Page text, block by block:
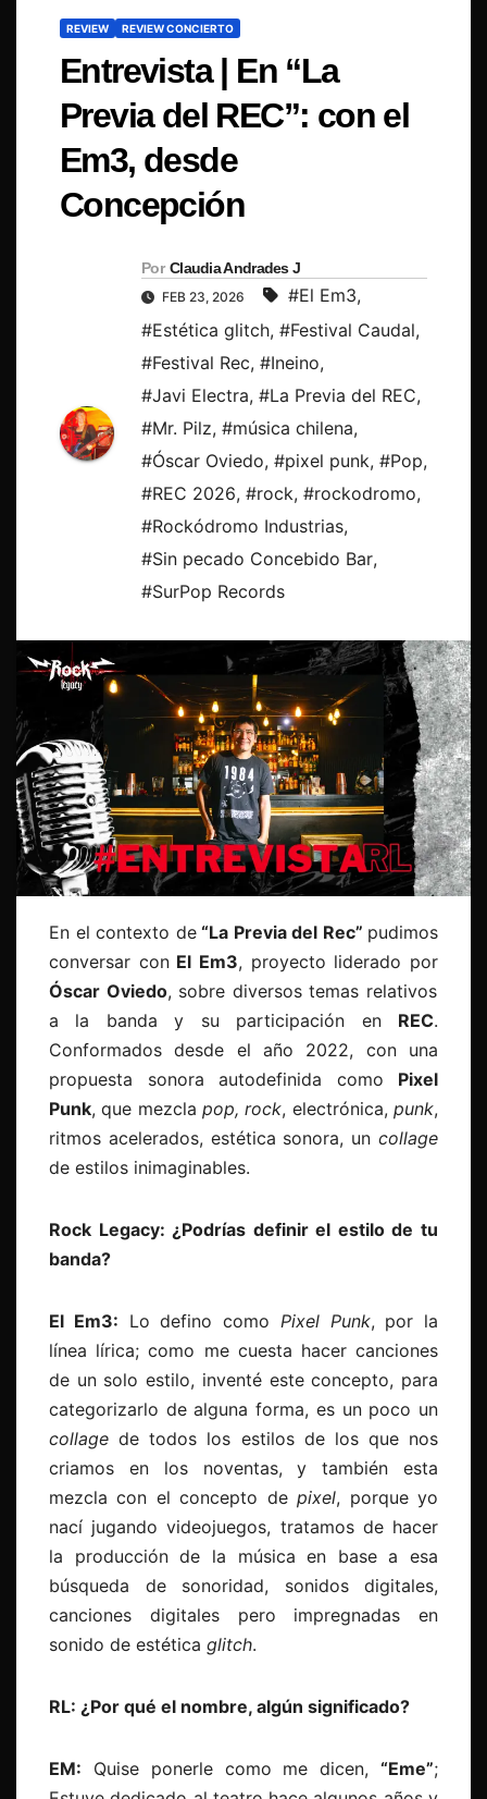
REVIEW REVIEW CONCIERTO
Entrevista | En “La
Previa del REC”: con el
Em3, desde
Concepción
Por Claudia Andrades J
FEB 23, 2026 #El Em3,
#Estética glitch, #Festival Caudal,
#Festival Rec, #Ineino,
#Javi Electra, #La Previa del REC,
#Mr. Pilz, #música chilena,
#Óscar Oviedo, #pixel punk, #Pop,
#REC 2026, #rock, #rockodromo,
#Rockódromo Industrias,
#Sin pecado Concebido Bar,
#SurPop Records
En el contexto de“La Previa del Rec” pudimos
conversar conEl Em3, proyecto liderado por
Óscar Oviedo, sobre diversos temas relativos
a la banda y su participación en REC.
Conformados desde el año 2022, con una
propuesta sonora autodefinida como Pixel
Punk, que mezcla pop, rock, electrónica,punk,
ritmos acelerados, estética sonora, un collage
de estilos inimaginables.
Rock Legacy: ¿Podrías definir el estilo de tu
banda?
El Em3: Lo defino como Pixel Punk, por la
línea lírica; como me cuesta hacer canciones
de un solo estilo, inventé este concepto, para
categorizarlo de alguna forma, es un poco un
collage de todos los estilos de los que nos
criamos en los noventas, y también esta
mezcla con el concepto depixel, porque yo
nací jugando videojuegos, tratamos de hacer
la producción de la música en base a esa
búsqueda de sonoridad, sonidos digitales,
canciones digitales pero impregnadas en
sonido de estética glitch.
RL: ¿Por qué el nombre, algún significado?
EM: Quise ponerle como me dicen, “Eme”;